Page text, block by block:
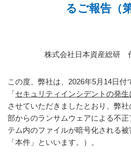
るご報告（
株式会社日本資産総研
この度、弊社は、2026年5月14日付
「セキュリティインシデントの発
させていただきましたとおり、弊
部からのランサムウェアによる不
テム内のファイルが暗号化される
「本件」といいます。）。